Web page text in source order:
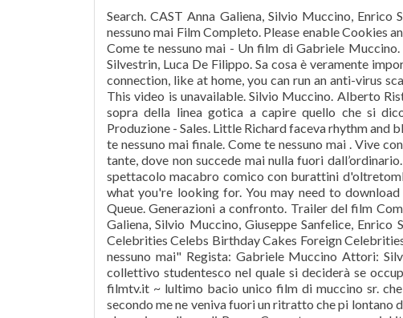
Search. CAST Anna Galiena, Silvio Muccino,
nessuno mai Film Completo. Please enable Cookies
Come te nessuno mai - Un film di Gabriele
Silvestrin, Luca De Filippo. Sa cosa è veramente
connection, like at home, you can run an anti-virus
This video is unavailable. Silvio Muccino. Alberto
sopra della linea gotica a capire quello che si
Produzione - Sales. Little Richard faceva rhythm and
te nessuno mai finale. Come te nessuno mai . Vive
tante, dove non succede mai nulla fuori
spettacolo macabro comico con burattini
what you're looking for. You may need to
Queue. Generazioni a confronto. Trailer del film
Galiena, Silvio Muccino, Giuseppe Sanfelice,
Celebrities Celebs Birthday Cakes Foreign
nessuno mai" Regista: Gabriele Muccino Attori:
collettivo studentesco nel quale si deciderà se
filmtv.it ~ lultimo bacio unico film di muccino sr.
secondo me ne veniva fuori un ritratto che pi lontano